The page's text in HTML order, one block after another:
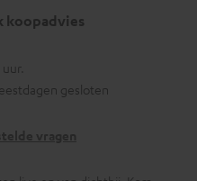
koopadvies
gesloten